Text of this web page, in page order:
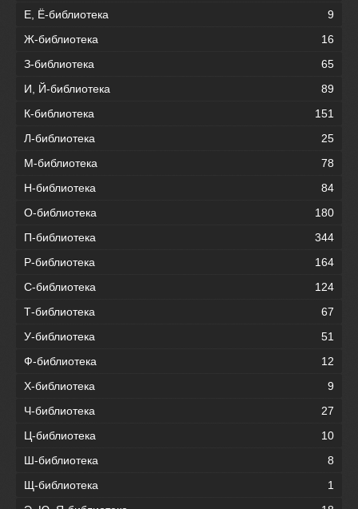
Е, Ё-библиотека
9
Ж-библиотека
16
З-библиотека
65
И, Й-библиотека
89
К-библиотека
151
Л-библиотека
25
М-библиотека
78
Н-библиотека
84
О-библиотека
180
П-библиотека
344
Р-библиотека
164
С-библиотека
124
Т-библиотека
67
У-библиотека
51
Ф-библиотека
12
Х-библиотека
9
Ч-библиотека
27
Ц-библиотека
10
Ш-библиотека
8
Щ-библиотека
1